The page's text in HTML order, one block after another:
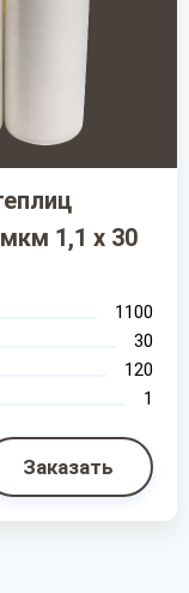
1,1 х 30
1100
30
120
1
Заказать